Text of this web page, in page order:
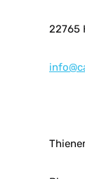
22765